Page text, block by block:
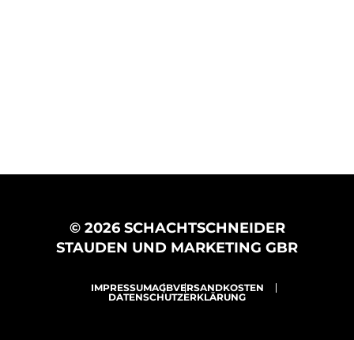
© 2026 SCHACHTSCHNEIDER
STAUDEN UND MARKETING GBR
IMPRESSUMAGBVERSANDKOSTEN
DATENSCHUTZERKLÄRUNG